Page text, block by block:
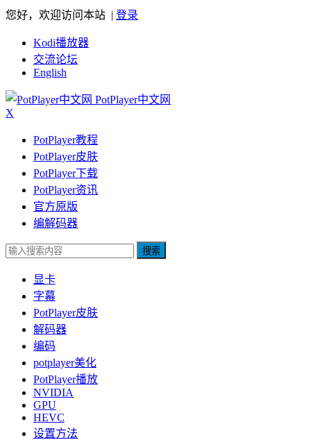
您好，欢迎访问本站 | 登录
Kodi播放器
交流论坛
English
PotPlayer中文网
X
PotPlayer教程
PotPlayer皮肤
PotPlayer下载
PotPlayer资讯
官方原版
编解码器
搜索
显卡
字幕
PotPlayer皮肤
解码器
编码
potplayer美化
PotPlayer播放
NVIDIA
GPU
HEVC
设置方法